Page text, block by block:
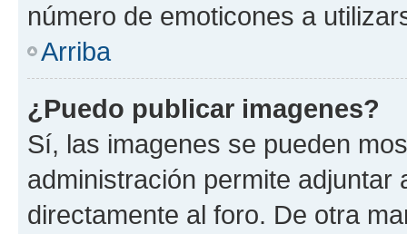
número de emoticones a
Arriba
¿Puedo publicar imagenes?
Sí, las imagenes se pueden
administración permite
directamente al foro. De otra